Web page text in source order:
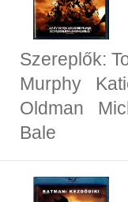
Szereplők:
Murphy
Oldman
Bale